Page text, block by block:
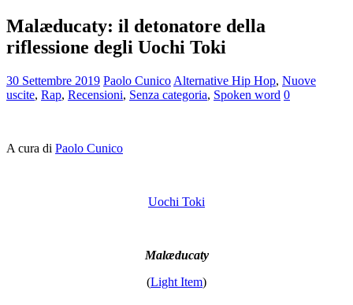
Malæducaty: il detonatore della
riflessione degli Uochi Toki
30 Settembre 2019 Paolo Cunico Alternative Hip Hop, Nuove
uscite, Rap, Recensioni, Senza categoria, Spoken word 0
A cura di Paolo Cunico
Uochi Toki
Malæducaty
(Light Item)